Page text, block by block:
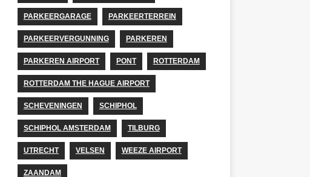
PARKEERGARAGE PARKEERTERREIN
PARKEERVERGUNNING PARKEREN
PARKEREN AIRPORT PONT ROTTERDAM
ROTTERDAM THE HAGUE AIRPORT
SCHEVENINGEN SCHIPHOL
SCHIPHOL AMSTERDAM TILBURG
UTRECHT VELSEN WEEZE AIRPORT
ZAANDAM